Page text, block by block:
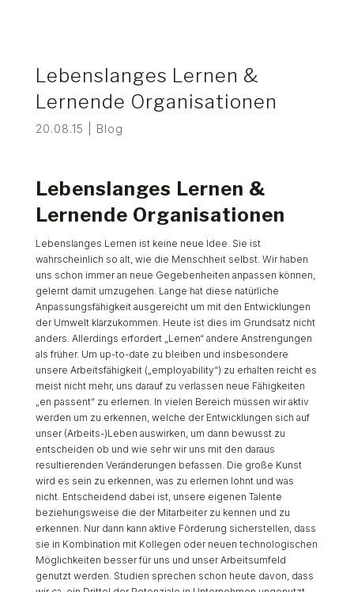
Lebenslanges Lernen &
Lernende Organisationen
20.08.15 Blog
Lebenslanges Lernen &
Lernende Organisationen
Lebenslanges Lernen ist keine neue Idee. Sie ist
wahrscheinlich so alt, wie die Menschheit selbst. Wir haben
uns schon immer an neue Gegebenheiten anpassen können,
gelernt damit umzugehen. Lange hat diese natürliche
Anpassungsfähigkeit ausgereicht um mit den Entwicklungen
der Umwelt klarzukommen. Heute ist dies im Grundsatz nicht
anders. Allerdings erfordert „Lernen“ andere Anstrengungen
als früher. Um up-to-date zu bleiben und insbesondere
unsere Arbeitsfähigkeit („employability“) zu erhalten reicht es
meist nicht mehr, uns darauf zu verlassen neue Fähigkeiten
„en passent“ zu erlernen. In vielen Bereich müssen wir aktiv
werden um zu erkennen, welche der Entwicklungen sich auf
unser (Arbeits-)Leben auswirken, um dann bewusst zu
entscheiden ob und wie sehr wir uns mit den daraus
resultierenden Veränderungen befassen. Die große Kunst
wird es sein zu erkennen, was zu erlernen lohnt und was
nicht. Entscheidend dabei ist, unsere eigenen Talente
beziehungsweise die der Mitarbeiter zu kennen und zu
erkennen. Nur dann kann aktive Förderung sicherstellen, dass
sie in Kombination mit Kollegen oder neuen technologischen
Möglichkeiten besser für uns und unser Arbeitsumfeld
genutzt werden. Studien sprechen schon heute davon, dass